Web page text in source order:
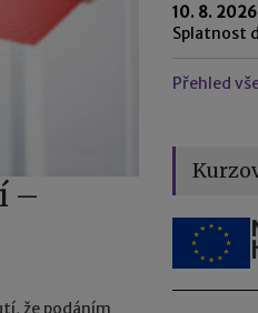
–
že podáním
10. 8. 2026
Splatnost
Přehled